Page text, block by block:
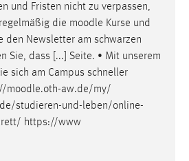
und Fristen nicht zu verpassen,
die moodle Kurse und
den Newsletter am schwarzen
Sie, dass [...] Seite. • Mit unserem
sich am Campus schneller
moodle.oth-aw.de/my/
studieren-und-leben/online-
https://www